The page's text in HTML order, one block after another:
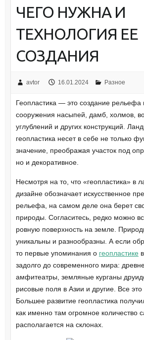
ЧЕГО НУЖНА И
ТЕХНОЛОГИЯ ЕЕ
СОЗДАНИЯ
avtor 16.01.2024 Разное
Геопластика — это создание рельефа
сооружения насыпей, дамб, холмов,
углублений и других конструкций.
геопластика несет в себе не только
значение, преображая участок под
но и декоративное.
Несмотря на то, что «геопластика» в
дизайне обозначает искусственное
рельефа, на самом деле она берет
природы. Согласитесь, редко можно
ровную поверхность на земле.
уникальны и разнообразны. А если
то первые упоминания о геопластике
задолго до современного мира:
амфитеатры, земляные курганы
рисовые поля в Азии и другие. Все это
Большее развитие геопластика
как именно там огромное количество
располагается на склонах.